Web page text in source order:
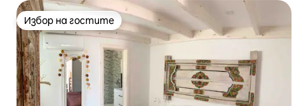
Избор на гостите
Избор на гостите